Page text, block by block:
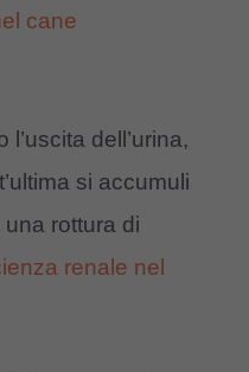
cane
dell’urina,
si accumuli
rottura di
renale nel